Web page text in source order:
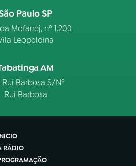
Paulo SP
Mofarrej, nº 1.200
Leopoldina
AM
Rui Barbosa S/Nº
Rui Barbosa
RÁDIO